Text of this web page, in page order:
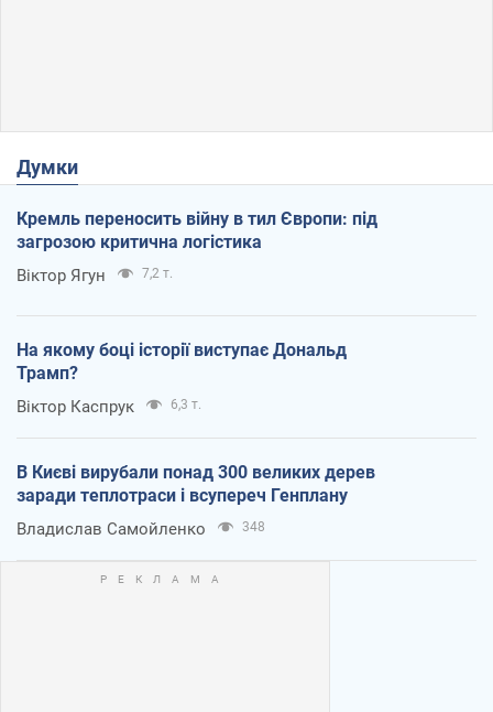
Думки
Кремль переносить війну в тил Європи: під
загрозою критична логістика
Віктор Ягун 7,2 т.
На якому боці історії виступає Дональд
Трамп?
Віктор Каспрук 6,3 т.
В Києві вирубали понад 300 великих дерев
заради теплотраси і всупереч Генплану
Владислав Самойленко 348